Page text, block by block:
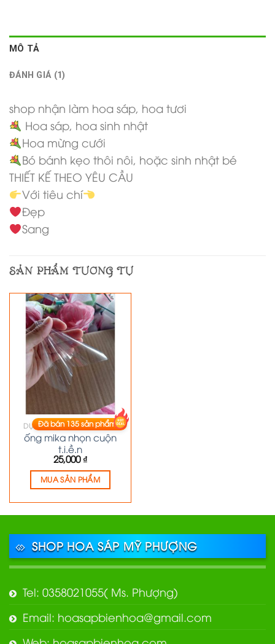
MÔ TẢ
ĐÁNH GIÁ (1)
shop nhận làm hoa sáp, hoa tươi
Hoa sáp, hoa sinh nhật
Hoa mừng cưới
Bó bánh kẹo thôi nôi, hoặc sinh nhật bé
THIẾT KẾ THEO YÊU CẦU
Với tiêu chí
Đẹp
Sang
SẢN PHẨM TƯƠNG TỰ
DỤNG CỤ CẦM TAY KHÁC
ống mika nhọn cuộn
t.i.ề.n
25,000₫
Đã bán135sản phẩm
MUA SẢN PHẨM
SHOP HOA SÁP MỸ PHƯỢNG
Tel: 0358021055( Ms. Phượng)
Email: hoasapbienhoa@gmail.com